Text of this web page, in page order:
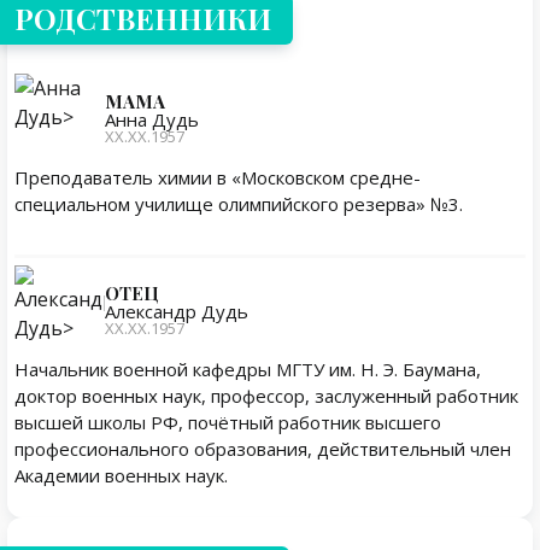
РОДСТВЕННИКИ
МАМА
Анна Дудь
XX.XX.1957
Преподаватель химии в «Московском средне-
специальном училище олимпийского резерва» №3.
ОТЕЦ
Александр Дудь
XX.XX.1957
Начальник военной кафедры МГТУ им. Н. Э. Баумана,
доктор военных наук, профессор, заслуженный работник
высшей школы РФ, почётный работник высшего
профессионального образования, действительный член
Академии военных наук.
Личная жизнь